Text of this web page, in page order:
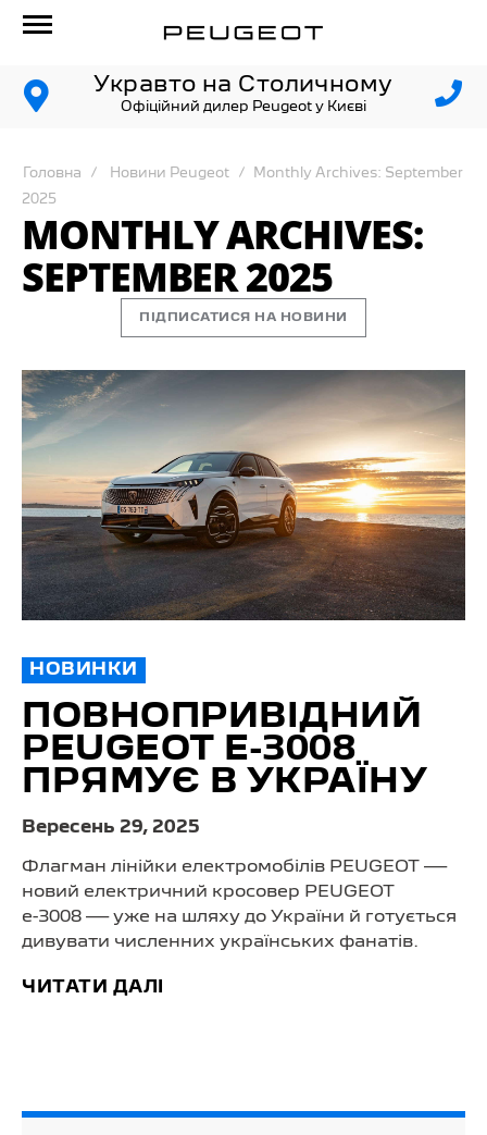
Укравто на Столичному
Офіційний дилер Peugeot у Києві
Головна Новини Peugeot Monthly Archives: September
2025
MONTHLY ARCHIVES:
SEPTEMBER 2025
ПІДПИСАТИСЯ НА НОВИНИ
НОВИНКИ
ПОВНОПРИВІДНИЙ
PEUGEOT E-3008
ПРЯМУЄ В УКРАЇНУ
Вересень 29, 2025
Флагман лінійки електромобілів PEUGEOT —
новий електричний кросовер PEUGEOT
e-3008 — уже на шляху до України й готується
дивувати численних українських фанатів.
ЧИТАТИ ДАЛІ